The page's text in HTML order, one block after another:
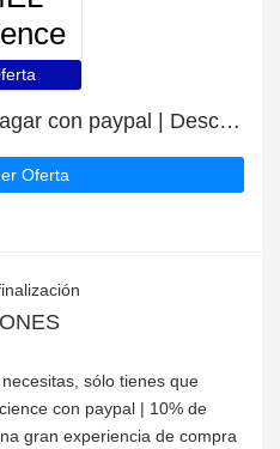
10% de descuento al pagar con paypal | Descuento para MEL Science
Oferta
sólo tienes que
con paypal | 10% de
gran experiencia de compra